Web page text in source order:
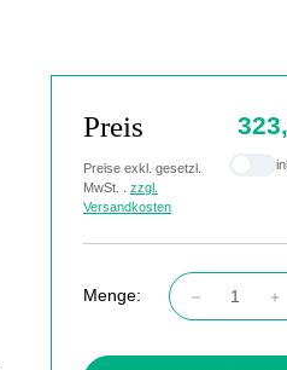
Preis
Preise exkl. gesetzl.
MwSt. .
zzgl.
Versandkosten
Menge:
Produkt Anzahl: